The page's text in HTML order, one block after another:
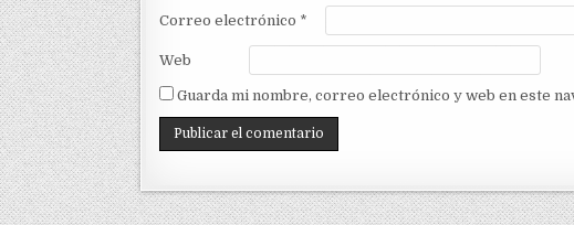
Correo electrónico *
Web
Guarda mi nombre, correo electrónico y web en este